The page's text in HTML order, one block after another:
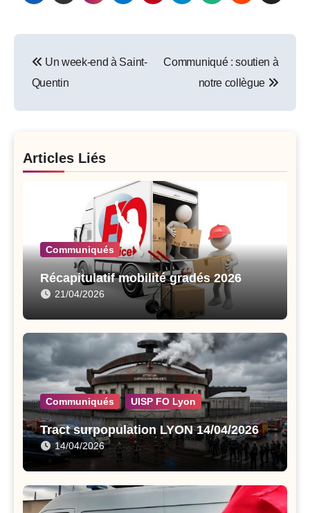
navigation
Un week-end à Saint-
Quentin
Communiqué : soutien à
notre collègue
Articles Liés
Communiqués
Récapitulatif mobilité gradés 2026
21/04/2026
Communiqués UISP FO Lyon
Tract surpopulation LYON 14/04/2026
14/04/2026